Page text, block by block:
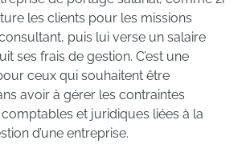
les clients pour les missions
puis lui verse un salaire
ses frais de gestion. C’est une
ceux qui souhaitent être
avoir à gérer les contraintes
et juridiques liées à la
d’une entreprise.